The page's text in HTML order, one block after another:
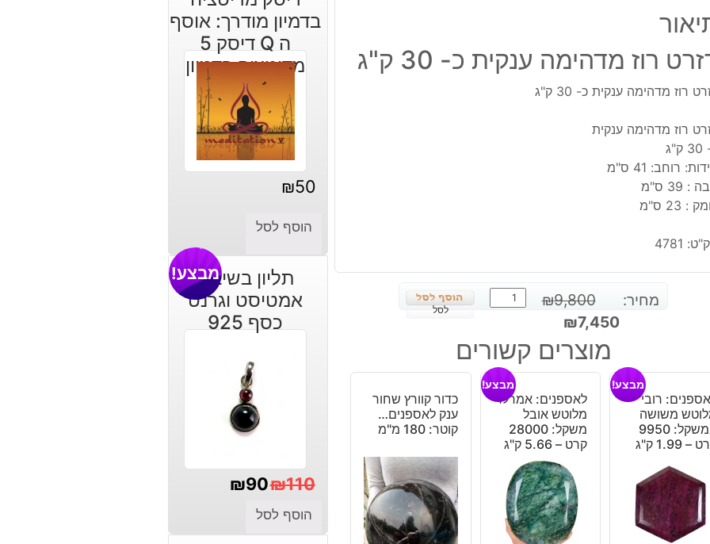
רוז מדהימה ענקית כ- 30 ק"ג
רוז מדהימה ענקית כ- 30 ק"ג
רוז מדהימה ענקית
רוחב: 41 ס"מ
: 39 ס"מ
: 23 ס"מ
4781
מחיר: ₪9,800
המחיר
המקורי
היה:
₪9,800.
₪7,450
המחיר
הנוכחי
הוא:
₪7,450.
כמות
של
רוז
מדהימה
ענקית
כ-
30
ק"ג
לסל
מוצרים קשורים
רובי
משושה
במשקל: 9950
– 1.99 ק"ג
מבצע!
לאספנים: אמרלד
מלוטש אובל
משקל: 28000
קרט – 5.66 ק"ג
מבצע!
כדור קוורץ שחור
ענק לאספנים…
קוטר: 180 מ"מ
בדמיון מודרך: אוסף
ה Q דיסק 5
מדיטציה בדמיון
מודרך
₪50
הוסף לסל
תליון בשיבוץ
אמטיסט וגרנט
כסף 925
מבצע!
₪110
המחיר
המקורי
₪90
המחיר
הנוכחי
הוסף לסל